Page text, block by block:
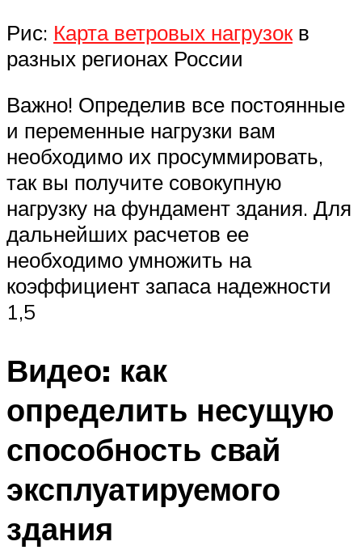
Рис: Карта ветровых нагрузокв
разных регионах России
Важно! Определив все постоянные
и переменные нагрузки вам
необходимо их просуммировать,
так вы получите совокупную
нагрузку на фундамент здания. Для
дальнейших расчетов ее
необходимо умножить на
коэффициент запаса надежности
1,5
Видео: как
определить несущую
способность свай
эксплуатируемого
здания